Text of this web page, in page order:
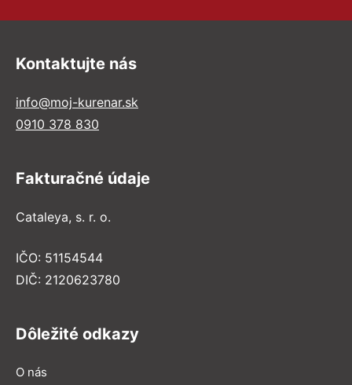
Kontaktujte nás
info@moj-kurenar.sk
0910 378 830
Fakturačné údaje
Cataleya, s. r. o.
IČO: 51154544
DIČ: 2120623780
Dôležité odkazy
O nás